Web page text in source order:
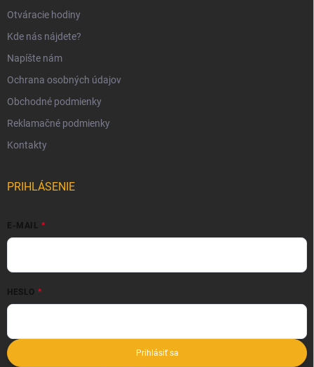
Otváracie hodiny
Kde nás nájdete?
Napíšte nám
Ochrana osobných údajov
Obchodné podmienky
Reklamačné podmienky
Kontakty
PRIHLÁSENIE
E-MAIL
HESLO
Prihlásiť sa